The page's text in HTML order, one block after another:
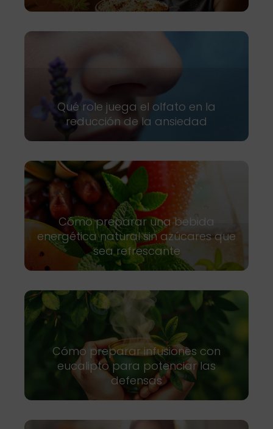
Qué role juega el olfato en la
reducción de la ansiedad
Cómo preparar una bebida
energética natural sin azúcares que
sea refrescante
Cómo preparar infusiones con
eucalipto para potenciar las
defensas